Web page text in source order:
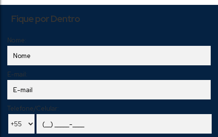
Fique por Dentro
Nome:
E-mail:
Telefone/Celular: